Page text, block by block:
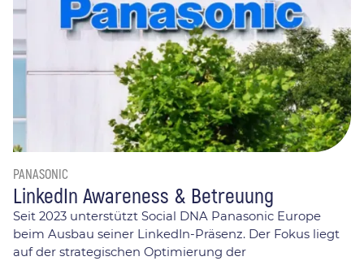
PANASONIC
LinkedIn Awareness & Betreuung
Seit 2023 unterstützt Social DNA Panasonic Europe
beim Ausbau seiner LinkedIn-Präsenz. Der Fokus liegt
auf der strategischen Optimierung der